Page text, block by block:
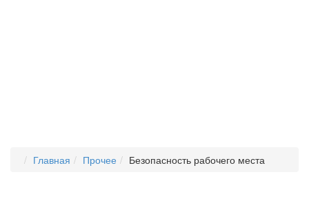
Главная Прочее Безопасность рабочего места